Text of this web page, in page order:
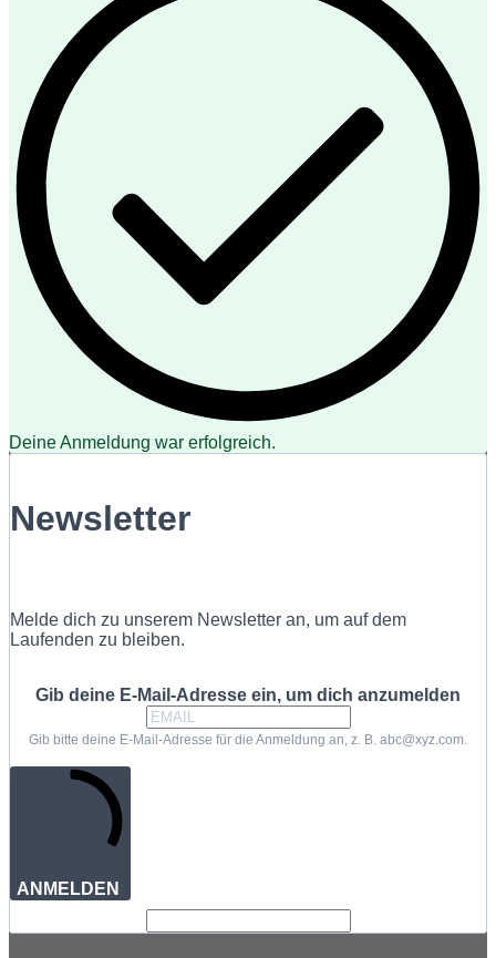
Deine Anmeldung war erfolgreich.
Newsletter
Melde dich zu unserem Newsletter an, um auf dem
Laufenden zu bleiben.
Gib deine E-Mail-Adresse ein, um dich anzumelden
Gib bitte deine E-Mail-Adresse für die Anmeldung an, z. B. abc@xyz.com.
ANMELDEN